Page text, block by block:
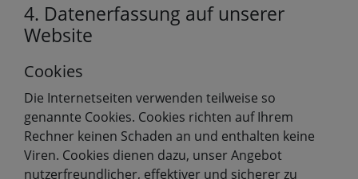
4. Datenerfassung auf unserer
Website
Cookies
Die Internetseiten verwenden teilweise so
genannte Cookies. Cookies richten auf Ihrem
Rechner keinen Schaden an und enthalten keine
Viren. Cookies dienen dazu, unser Angebot
nutzerfreundlicher, effektiver und sicherer zu